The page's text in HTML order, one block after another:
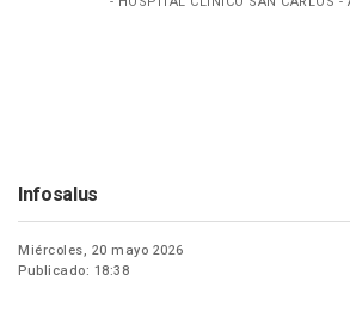
Infosalus
Miércoles, 20 mayo 2026
Publicado: 18:38